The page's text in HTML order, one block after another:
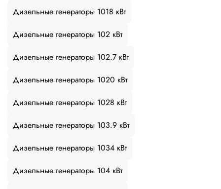
Дизельные генераторы 1018 кВт
Дизельные генераторы 102 кВт
Дизельные генераторы 102.7 кВт
Дизельные генераторы 1020 кВт
Дизельные генераторы 1028 кВт
Дизельные генераторы 103.9 кВт
Дизельные генераторы 1034 кВт
Дизельные генераторы 104 кВт